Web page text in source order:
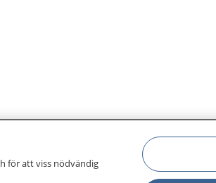
för att viss nödvändig